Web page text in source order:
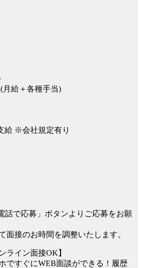
月給＋各種手当)
給 ※会社規定有り
話で応募」ボタンよりご応募をお願
面接のお時間を調整いたします。
ライン面接OK】
ですぐにWEB面談ができる！履歴